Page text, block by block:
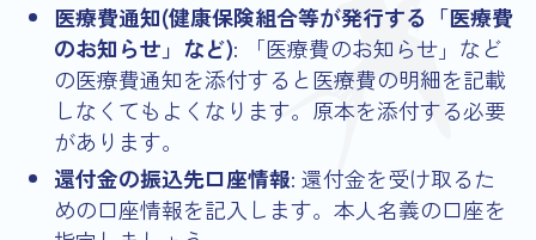
医療費通知(健康保険組合等が発行する「医療費
のお知らせ」など): 「医療費のお知らせ」など
の医療費通知を添付すると医療費の明細を記載
しなくてもよくなります。原本を添付する必要
があります。
還付金の振込先口座情報: 還付金を受け取るた
めの口座情報を記入します。本人名義の口座を